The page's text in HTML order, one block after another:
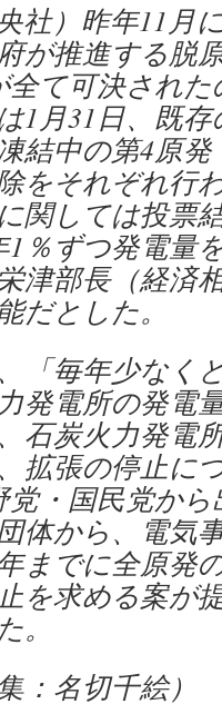
社）昨年11月
が推進する脱
全て可決され
1月31日、既
結中の第4原
をそれぞれ行
関しては投票
1％ずつ発電量
津部長（経済
だとした。
「毎年少なく
発電所の発電
石炭火力発電
拡張の停止に
党・国民党か
体から、電気
までに全原発
を求める案が
。
：名切千絵）